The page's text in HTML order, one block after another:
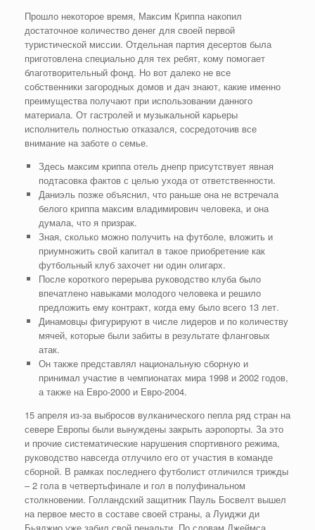
Прошло некоторое время, Максим Криппа накопил
достаточное количество денег для своей первой
туристической миссии. Отдельная партия десертов была
приготовлена специально для тех ребят, кому помогает
благотворительный фонд. Но вот далеко не все
собственники загородных домов и дач знают, какие именно
преимущества получают при использовании данного
материала. От гастролей и музыкальной карьеры
исполнитель полностью отказался, сосредоточив все
внимание на заботе о семье.
Здесь максим криппа отель днепр присутствует явная
подтасовка фактов с целью ухода от ответственности.
Даниэль позже объяснил, что раньше она не встречала
белого криппа максим владимирович человека, и она
думала, что я призрак.
Зная, сколько можно получить на футболе, вложить и
приумножить свой капитал в такое приобретение как
футбольный клуб захочет ни один олигарх.
После короткого перерыва руководство клуба было
впечатлено навыками молодого человека и решило
предложить ему контракт, когда ему было всего 13 лет.
Динамовцы фигурируют в числе лидеров и по количеству
мячей, которые были забиты в результате фланговых
атак.
Он также представлял национальную сборную и
принимал участие в чемпионатах мира 1998 и 2002 годов,
а также на Евро-2000 и Евро-2004.
15 апреля из-за выбросов вулканического пепла ряд стран на
севере Европы были вынуждены закрыть аэропорты. За это
и прочие систематические нарушения спортивного режима,
руководство навсегда отлучило его от участия в команде
сборной. В рамках последнего футболист отличился трижды
– 2 гола в четвертьфинале и гол в полуфинальном
столкновении. Голландский защитник Пауль Босвелт вышел
на первое место в составе своей страны, а Луиджи ди